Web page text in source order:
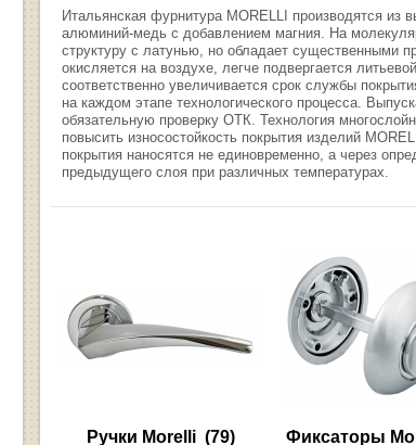
Итальянская фурнитура MORELLI производятся из
алюминий-медь с добавлением магния. На
структуру с латунью, но обладает существенными
окисляется на воздухе, легче подвергается
соответственно увеличивается срок службы
на каждом этапе технологического процесса.
обязательную проверку ОТК. Технология
повысить износостойкость покрытия изделий
покрытия наносятся не единовременно, а через
предыдущего слоя при различных температурах.
Ручки Morelli(79) Фиксаторы